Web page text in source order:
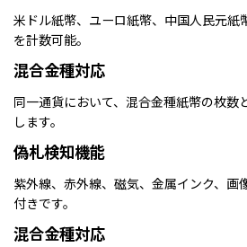
米ドル紙幣、ユーロ紙幣、中国人民元紙
を計数可能。
混合金種対応
同一通貨において、混合金種紙幣の枚数
します。
偽札検知機能
紫外線、赤外線、磁気、金属インク、画
付きです。
混合金種対応